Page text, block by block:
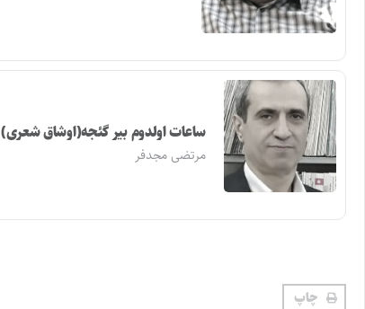
ساعات اولدوم بیر گئجه(اوشاق شعری)
مرتضی مجدفر
چاپ